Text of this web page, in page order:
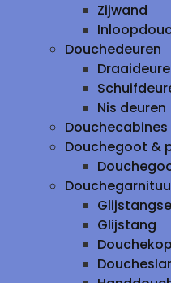
Zijwand
Douchedeuren
Nis deuren
Douchecabines
Douchegoot &
Glijstang
Douchekop